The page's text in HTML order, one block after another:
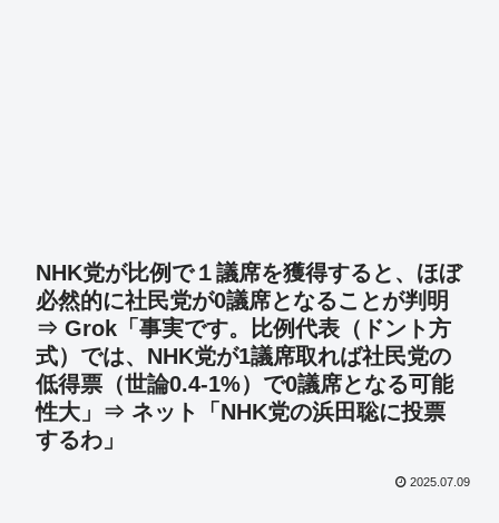
NHK党が比例で１議席を獲得すると、ほぼ
必然的に社民党が0議席となることが判明
⇒ Grok「事実です。比例代表（ドント方
式）では、NHK党が1議席取れば社民党の
低得票（世論0.4-1%）で0議席となる可能
性大」⇒ ネット「NHK党の浜田聡に投票
するわ」
2025.07.09